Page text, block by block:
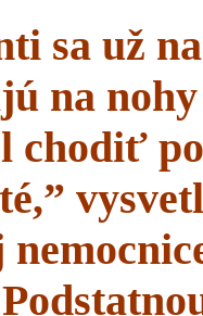
sa už
na
chodiť